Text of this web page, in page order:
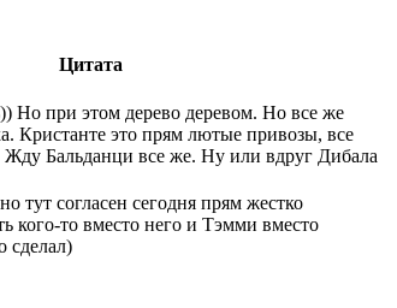
Цитата
Но при этом дерево деревом. Но все же
Кристанте это прям лютые привозы, все
Жду Бальданци все же. Ну или вдруг Дибала
тут согласен сегодня прям жестко
кого-то вместо него и Тэмми вместо
сделал)